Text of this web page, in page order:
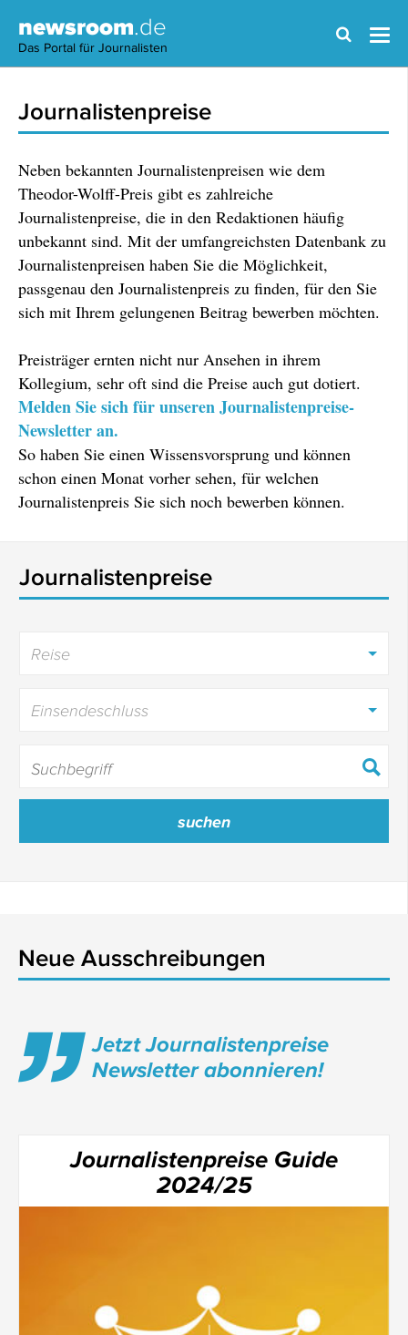
newsroom.de
Das Portal für Journalisten
Journalistenpreise
Neben bekannten Journalistenpreisen wie dem
Theodor-Wolff-Preis gibt es zahlreiche
Journalistenpreise, die in den Redaktionen häufig
unbekannt sind. Mit der umfangreichsten Datenbank zu
Journalistenpreisen haben Sie die Möglichkeit,
passgenau den Journalistenpreis zu finden, für den Sie
sich mit Ihrem gelungenen Beitrag bewerben möchten.
Preisträger ernten nicht nur Ansehen in ihrem
Kollegium, sehr oft sind die Preise auch gut dotiert.
Melden Sie sich für unseren Journalistenpreise-
Newsletter an.
So haben Sie einen Wissensvorsprung und können
schon einen Monat vorher sehen, für welchen
Journalistenpreis Sie sich noch bewerben können.
Journalistenpreise
Reise
Einsendeschluss
Neue Ausschreibungen
Jetzt Journalistenpreise
Newsletter abonnieren!
Journalistenpreise Guide
2024/25